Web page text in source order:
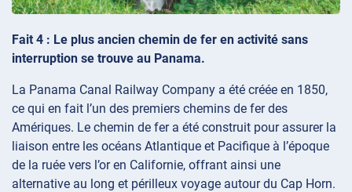
Fait 4 : Le plus ancien chemin de fer en activité sans
interruption se trouve au Panama.
La Panama Canal Railway Company a été créée en 1850,
ce qui en fait l’un des premiers chemins de fer des
Amériques. Le chemin de fer a été construit pour assurer la
liaison entre les océans Atlantique et Pacifique à l’époque
de la ruée vers l’or en Californie, offrant ainsi une
alternative au long et périlleux voyage autour du Cap Horn.